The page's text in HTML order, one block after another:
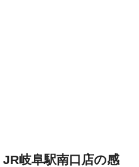
岐阜駅南口店の感